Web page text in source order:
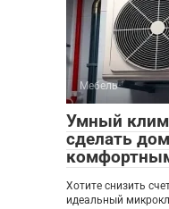
Мебель
Умный
сделать
Хотите снизить
идеальный